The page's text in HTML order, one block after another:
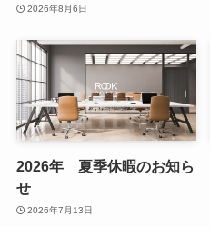
2026年8月6日
2026年 夏季休暇のお知ら
せ
2026年7月13日